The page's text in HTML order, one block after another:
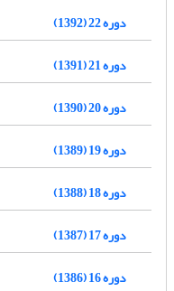
دوره 22 (1392)
دوره 21 (1391)
دوره 20 (1390)
دوره 19 (1389)
دوره 18 (1388)
دوره 17 (1387)
دوره 16 (1386)